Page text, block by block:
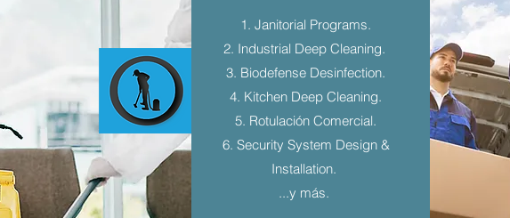
1. Janitorial Programs.
2. Industrial Deep Cleaning.
3. Biodefense Desinfection.
4. Kitchen Deep Cleaning.
5. Rotulación Comercial.
6. Security System Design &
Installation.
...y más.